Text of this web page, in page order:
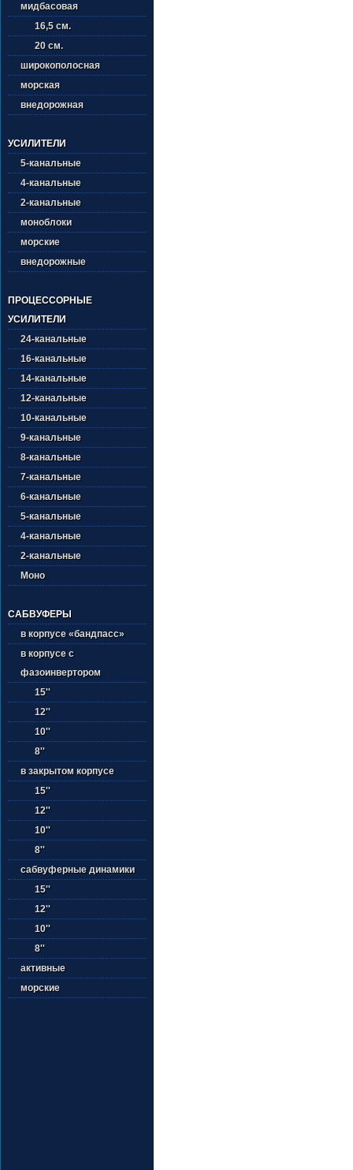
мидбасовая
16,5 см.
20 см.
широкополосная
морская
внедорожная
УСИЛИТЕЛИ
5-канальные
4-канальные
2-канальные
моноблоки
морские
внедорожные
ПРОЦЕССОРНЫЕ
УСИЛИТЕЛИ
24-канальные
16-канальные
14-канальные
12-канальные
10-канальные
9-канальные
8-канальные
7-канальные
6-канальные
5-канальные
4-канальные
2-канальные
Моно
САБВУФЕРЫ
в корпусе «бандпасс»
в корпусе с
фазоинвертором
15''
12''
10''
8''
в закрытом корпусе
15''
12''
10''
8''
сабвуферные динамики
15''
12''
10''
8''
активные
морские